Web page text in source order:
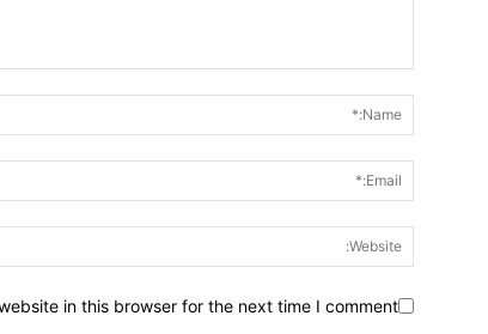
in this browser for the next time I comment.